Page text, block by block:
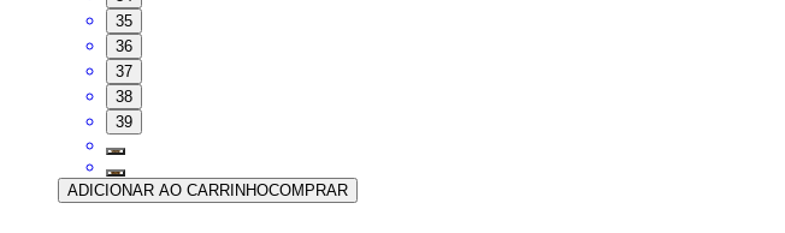
35
36
37
38
39
ADICIONAR AO CARRINHOCOMPRAR